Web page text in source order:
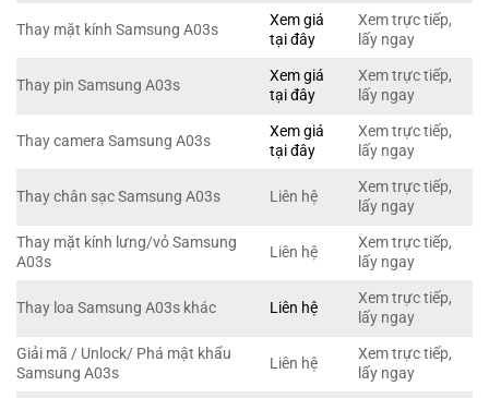
Thay mặt kính Samsung A03s
Xem giá
tại đây
Xem trực tiếp,
lấy ngay
Thay pin Samsung A03s
Xem giá
tại đây
Xem trực tiếp,
lấy ngay
Thay camera Samsung A03s
Xem giá
tại đây
Xem trực tiếp,
lấy ngay
Thay chân sạc Samsung A03s Liên hệ
Xem trực tiếp,
lấy ngay
Thay mặt kính lưng/vỏ Samsung
A03s
Liên hệ
Xem trực tiếp,
lấy ngay
Thay loa Samsung A03s khác Liên hệ
Xem trực tiếp,
lấy ngay
Giải mã / Unlock/ Phá mật khẩu
Samsung A03s
Liên hệ
Xem trực tiếp,
lấy ngay